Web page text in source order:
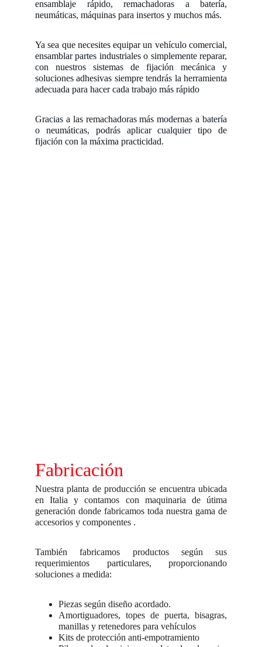
ensamblaje rápido, remachadoras a batería,
neumáticas, máquinas para insertos y muchos más.
Ya sea que necesites equipar un vehículo comercial,
ensamblar partes industriales o simplemente reparar,
con nuestros sistemas de fijación mecánica y
soluciones adhesivas siempre tendrás la herramienta
adecuada para hacer cada trabajo más rápido
Gracias a las remachadoras más modernas a batería
o neumáticas, podrás aplicar cualquier tipo de
fijación con la máxima practicidad.
Fabricación
Nuestra planta de producción se encuentra ubicada
en Italia y contamos con maquinaria de útima
generación donde fabricamos toda nuestra gama de
accesorios y componentes .
También fabricamos productos según sus
requerimientos particulares, proporcionando
soluciones a medida:
Piezas según diseño acordado.
Amortiguadores, topes de puerta, bisagras,
manillas y retenedores para vehículos
Kits de protección anti-empotramiento